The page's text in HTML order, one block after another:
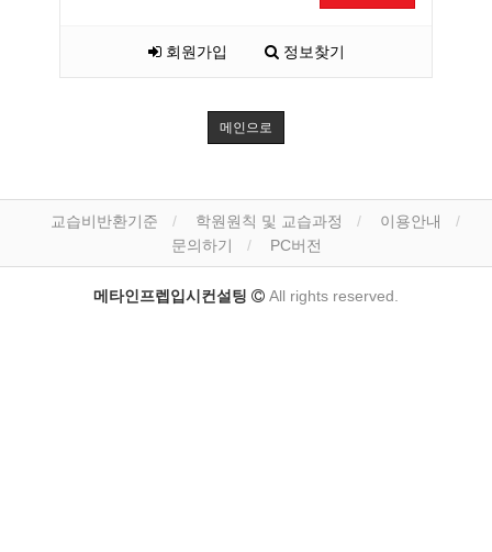
회원가입 정보찾기
메인으로
교습비반환기준 학원원칙 및 교습과정
이용안내
문의하기
PC버전
메타인프렙입시컨설팅 All rights reserved.